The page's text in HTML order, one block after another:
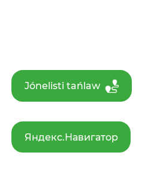
Jónelisti tańlaw
Яндекс.Навигатор